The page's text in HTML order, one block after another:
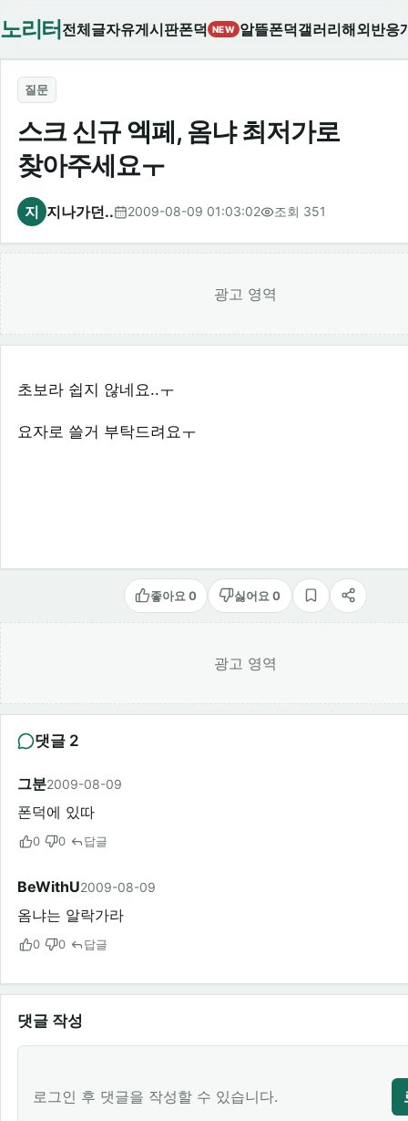
노리터 전체글자유게시판폰덕 NEW 알뜰폰덕갤러리해외반응
질문
스크 신규 엑페, 옴냐 최저가로
찾아주세요ㅜ
지 지나가던.. 2009-08-09 01:03:02 조회 351
광고 영역
초보라 쉽지 않네요..ㅜ
요자로 쓸거 부탁드려요ㅜ
좋아요 0 싫어요 0
스크랩공유
광고 영역
댓글 2
그분2009-08-09
폰덕에 있따
0 0 답글
BeWithU2009-08-09
옴냐는 알락가라
0 0 답글
댓글 작성
로그인 후 댓글을 작성할 수 있습니다.